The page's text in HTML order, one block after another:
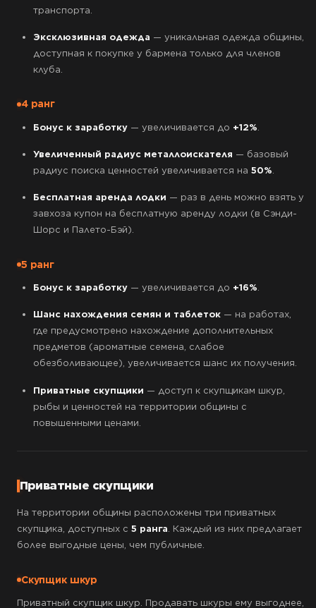
транспорта.
Эксклюзивная одежда — уникальная одежда общины,
доступная к покупке у бармена только для членов
клуба.
4 ранг
Бонус к заработку— увеличивается до +12%
Увеличенный радиус металлоискателя — базовый
радиус поиска ценностей увеличивается на 50%.
Бесплатная аренда лодки — раз в день можно взять у
завхоза купон на бесплатную аренду лодки (в Сэнди-
Шорс и Палето-Бэй).
5 ранг
Бонус к заработку— увеличивается до +16%.
Шанс нахождения семян и таблеток— на работах,
где предусмотрено нахождение дополнительных
предметов (ароматные семена, слабое
обезболивающее), увеличивается шанс их получения.
Приватные скупщики — доступ к скупщикам шкур,
рыбы и ценностей на территории общины с
повышенными ценами.
Приватные скупщики
На территории общины расположены три приватных
скупщика, доступных с 5 ранга. Каждый из них предлагает
более выгодные цены, чем публичные.
Скупщик шкур
Приватный скупщик шкур. Продавать шкуры ему выгоднее,